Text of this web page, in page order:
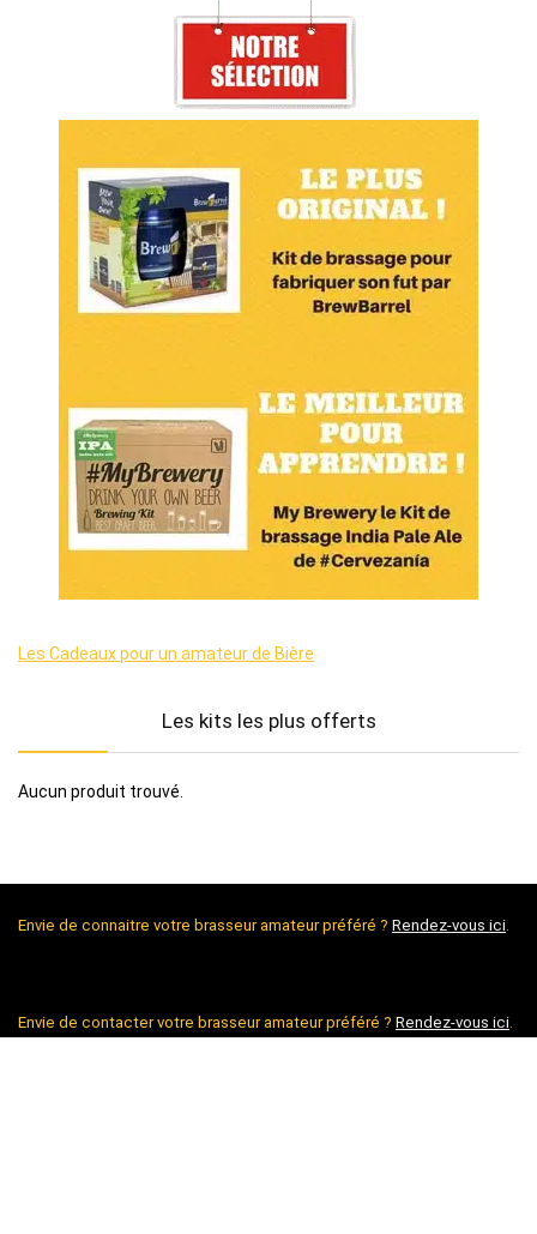
Les Cadeaux pour un amateur de Bière
Les kits les plus offerts
Aucun produit trouvé.
Envie de connaitre votre brasseur amateur préféré ? Rendez-vous ici.
Envie de contacter votre brasseur amateur préféré ? Rendez-vous ici.